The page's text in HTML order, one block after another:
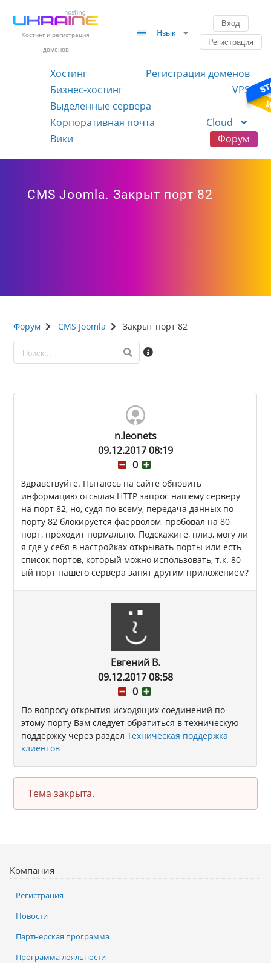
Хостинг и регистрация
доменов
Язык
Вход
Регистрация
Хостинг
Регистрация доменов
Бизнес-хостинг
VPS
Выделенные сервера
Корпоративная почта
Cloud
Вики
Форум
CMS Joomla. Закрыт порт 82
Форум CMS Joomla Закрыт порт 82
n.leonets
09.12.2017 08:19
0
Здравствуйте. Пытаюсь на сайте обновить
информацию отсылая HTTP запрос нашему серверу
на порт 82, но, судя по всему, передача данных по
порту 82 блокируется фаерволом, пробовал на 80
порт, проходит нормально. Подскажите, плиз, могу ли
я где у себя в настройках открывать порты или есть
список портов, который можно использовать, т.к. 80-
ый порт нашего сервера занят другим приложением?
Евгений В.
09.12.2017 08:58
0
По вопросу открытия исходящих соединений по
этому порту Вам следует обратиться в техническую
поддержку через разделТехническая поддержка
клиентов
Тема закрыта.
Компания
Регистрация
Новости
Партнерская программа
Программа лояльности